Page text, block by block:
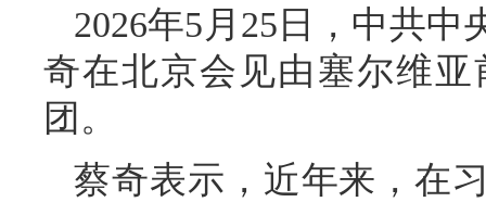
2026年5月25日，中共
奇在北京会见由塞尔维
团。
蔡奇表示，近年来，在